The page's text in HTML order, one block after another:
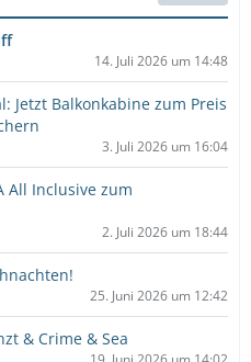
14. Juli 2026 um 14:48
Jetzt Balkonkabine zum Preis
3. Juli 2026 um 16:04
All Inclusive zum
2. Juli 2026 um 18:44
25. Juni 2026 um 12:42
& Crime & Sea